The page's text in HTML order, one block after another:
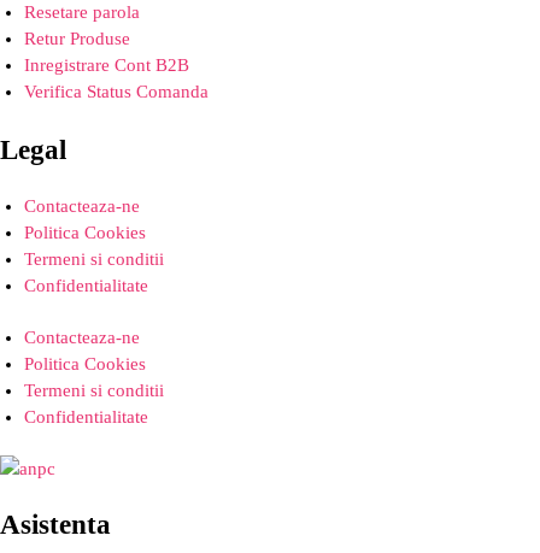
Resetare parola
Retur Produse
Inregistrare Cont B2B
Verifica Status Comanda
Legal
Contacteaza-ne
Politica Cookies
Termeni si conditii
Confidentialitate
Contacteaza-ne
Politica Cookies
Termeni si conditii
Confidentialitate
Asistenta